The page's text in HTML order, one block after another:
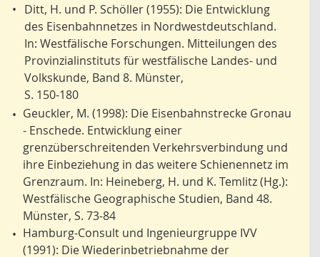
• Ditt, H. und P. Schöller (1955): Die Entwicklung
des Eisenbahnnetzes in Nordwestdeutschland.
In: Westfälische Forschungen. Mitteilungen des
Provinzialinstituts für westfälische Landes- und
Volkskunde, Band 8. Münster,
S. 150-180
• Geuckler, M. (1998): Die Eisenbahnstrecke Gronau
- Enschede. Entwicklung einer
grenzüberschreitenden Verkehrsverbindung und
ihre Einbeziehung in das weitere Schienennetz im
Grenzraum. In: Heineberg, H. und K. Temlitz (Hg.):
Westfälische Geographische Studien, Band 48.
Münster, S. 73-84
• Hamburg-Consult und Ingenieurgruppe IVV
(1991): Die Wiederinbetriebnahme der